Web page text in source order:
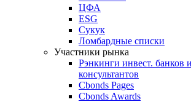
ЦФА
ESG
Сукук
Ломбардные списки
Участники рынка
Рэнкинги инвест. банков
консультантов
Cbonds Pages
Cbonds Awards